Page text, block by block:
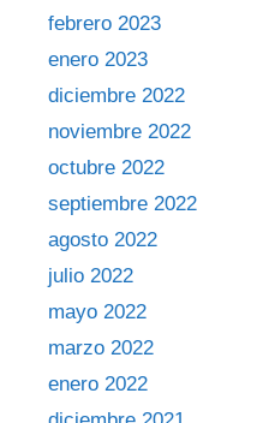
febrero 2023
enero 2023
diciembre 2022
noviembre 2022
octubre 2022
septiembre 2022
agosto 2022
julio 2022
mayo 2022
marzo 2022
enero 2022